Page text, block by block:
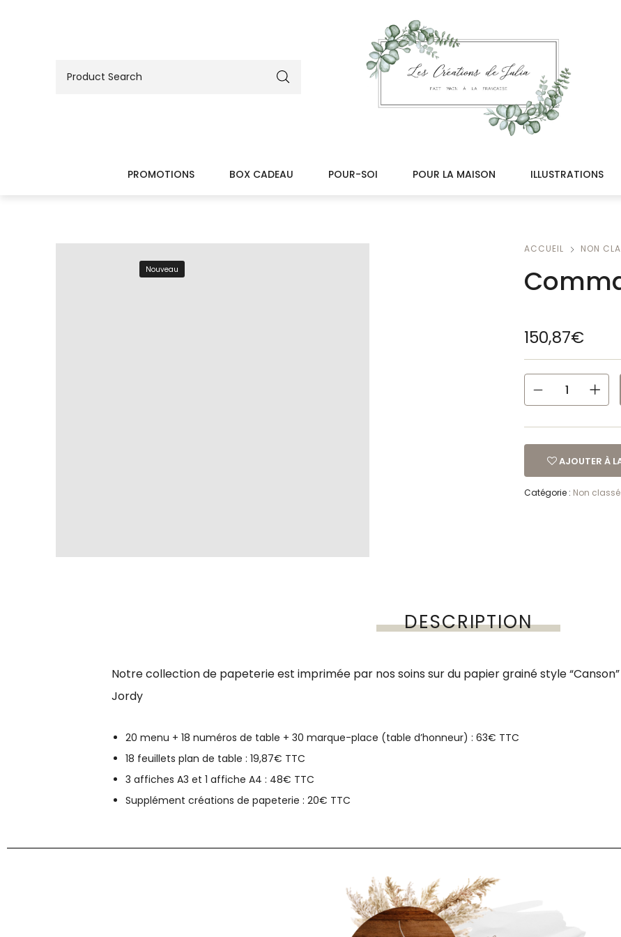
PROMOTIONS BOX CADEAU POUR-SOI POUR LA MAISON ILLUSTRATIONS
Nouveau
ACCUEIL NON
150,87€
AJOUTER À
Catégorie : Non classé
DESCRIPTION
Notre collection de papeterie est imprimée par nos soins sur du papier grainé style
Jordy
20 menu + 18 numéros de table + 30 marque-place (table d’honneur) : 63€ TTC
18 feuillets plan de table : 19,87€ TTC
3 affiches A3 et 1 affiche A4 : 48€ TTC
Supplément créations de papeterie : 20€ TTC